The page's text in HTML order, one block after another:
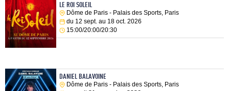
LE ROI SOLEIL
Dôme de Paris - Palais des Sports, Paris
du 12 sept. au 18 oct. 2026
15:00/20:00/20:30
DANIEL BALAVOINE
Dôme de Paris - Palais des Sports, Paris